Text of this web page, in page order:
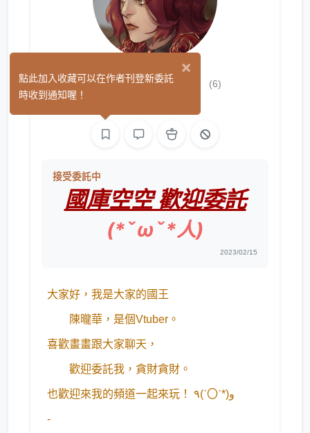
LongHua 曨華 (6)
接受委託中
國庫空空 歡迎委託
(*ˇωˇ*人)
2023/02/15
大家好，我是大家的國王
陳曨華，是個Vtuber。
喜歡畫畫跟大家聊天，
歡迎委託我，貪財貪財。
也歡迎來我的頻道一起來玩！ ٩(ˊ〇ˋ*)و
-
×
點此加入收藏可以在作者刊登新委託
時收到通知喔！